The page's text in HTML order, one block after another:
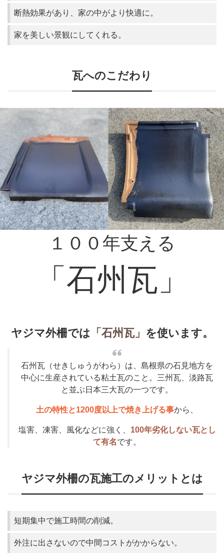
断熱効果があり、家の中がより快適に。
家を美しい景観にしてくれる。
瓦へのこだわり
１００年支える
「石州瓦」
ヤジマ外柵では 「石州瓦」 を使います。
石州瓦（せきしゅうがわら）は、島根県の石見地方を
中心に生産されている粘土瓦のこと。三州瓦、淡路瓦
と並ぶ日本三大瓦の一つです。
土の特性と1200度以上で焼き上げる事から、
塩害、凍害、風化などに強く、 100年劣化しない瓦とし
て有名です。
ヤジマ外柵の瓦施工のメリットとは
短期集中で施工時間の削減。
外注に出さないので中間コストがかからない。